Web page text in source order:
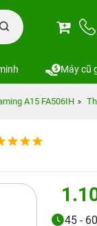
Máy cũ
A15 FA506IH
45 -